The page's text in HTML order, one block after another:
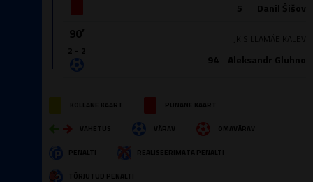
5 Danil Šišov
90′
2 - 2
94 Aleksandr Gluhno
JK SILLAMÄE KALEV
KOLLANE KAART PUNANE KAART
VAHETUS VÄRAV OMAVÄRAV
PENALTI REALISEERIMATA PENALTI
TÕRJUTUD PENALTI